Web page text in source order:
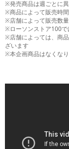
※発売商品は週ごとに
※商品によって販売時
※店舗によって販売数
※ローソンストア100で
※店舗によっては、商
ざいます
※本企画商品はなくな